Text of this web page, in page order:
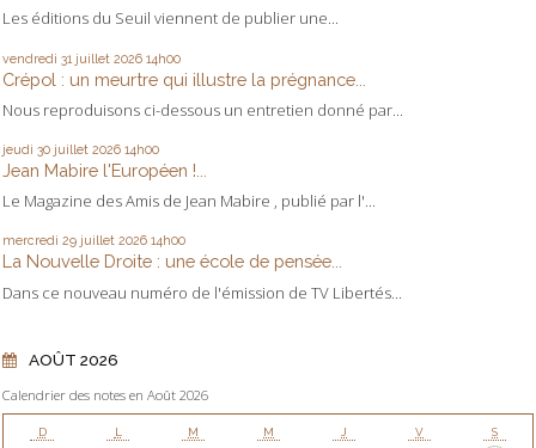
Les éditions du Seuil viennent de publier une...
vendredi 31 juillet 2026 14h00
Crépol : un meurtre qui illustre la prégnance...
Nous reproduisons ci-dessous un entretien donné par...
jeudi 30 juillet 2026 14h00
Jean Mabire l'Européen !...
Le Magazine des Amis de Jean Mabire , publié par l'...
mercredi 29 juillet 2026 14h00
La Nouvelle Droite : une école de pensée...
Dans ce nouveau numéro de l'émission de TV Libertés...
AOÛT 2026
Calendrier des notes en Août 2026
D L M M J V S